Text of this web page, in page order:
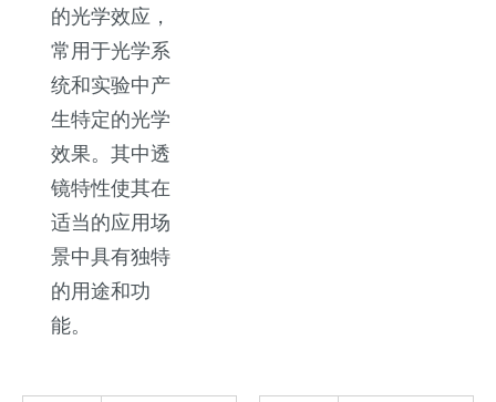
的光学效应，
常用于光学系
统和实验中产
生特定的光学
效果。其中透
镜特性使其在
适当的应用场
景中具有独特
的用途和功
能。